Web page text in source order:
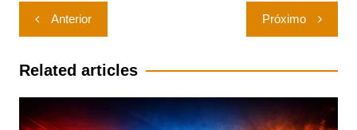
Navegação
de
Post
Anterior Próximo
Related articles